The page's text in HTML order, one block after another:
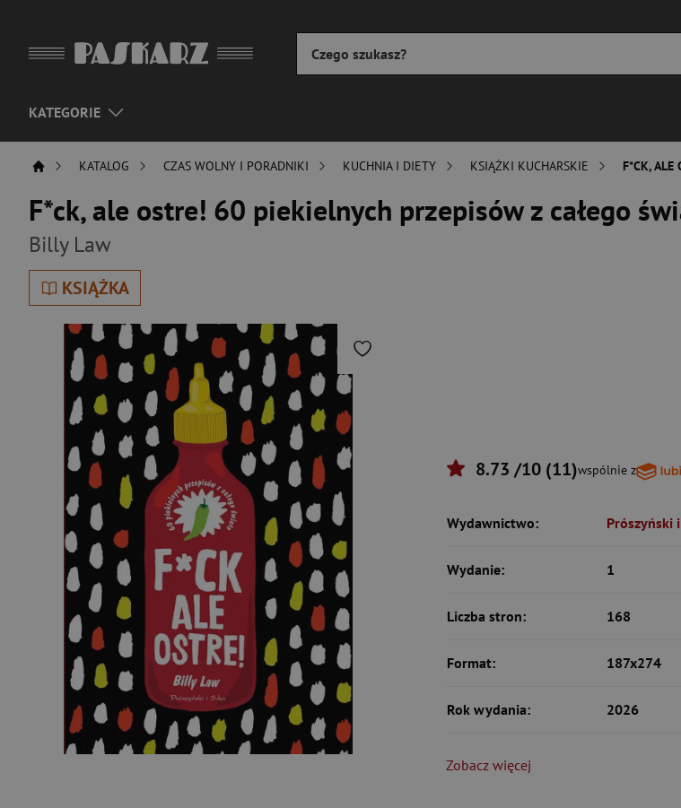
KATEGORIE
KATALOG CZAS WOLNY I PORADNIKI KUCHNIA I DIETY KSIĄŻKI KUCHARSKIE F*CK, ALE
F*ck, ale ostre! 60 piekielnych przepisów z całego
Billy Law
KSIĄŻKA
8.73 /10 (11)wspólnie z
Wydawnictwo: Prószyński
Wydanie: 1
Liczba stron: 168
Format: 187x274
Rok wydania: 2026
Zobacz więcej